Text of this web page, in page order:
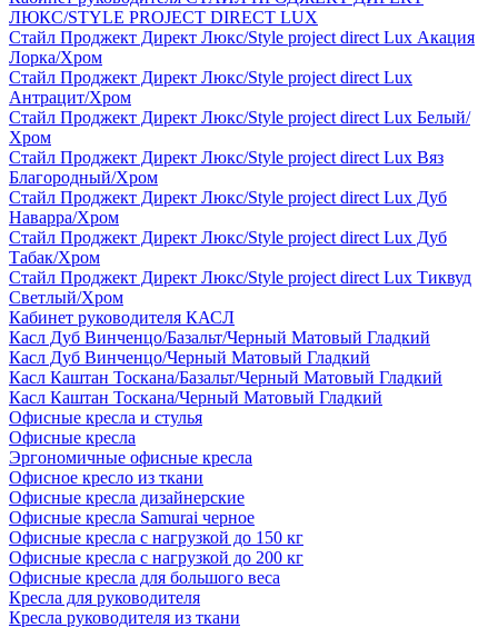
ЛЮКС/STYLE PROJECT DIRECT LUX
Стайл Проджект Директ Люкс/Style project direct Lux Акация
Лорка/Хром
Стайл Проджект Директ Люкс/Style project direct Lux
Антрацит/Хром
Стайл Проджект Директ Люкс/Style project direct Lux Белый/
Хром
Стайл Проджект Директ Люкс/Style project direct Lux Вяз
Благородный/Хром
Стайл Проджект Директ Люкс/Style project direct Lux Дуб
Наварра/Хром
Стайл Проджект Директ Люкс/Style project direct Lux Дуб
Табак/Хром
Стайл Проджект Директ Люкс/Style project direct Lux Тиквуд
Светлый/Хром
Кабинет руководителя КАСЛ
Касл Дуб Винченцо/Базальт/Черный Матовый Гладкий
Касл Дуб Винченцо/Черный Матовый Гладкий
Касл Каштан Тоскана/Базальт/Черный Матовый Гладкий
Касл Каштан Тоскана/Черный Матовый Гладкий
Офисные кресла и стулья
Офисные кресла
Эргономичные офисные кресла
Офисное кресло из ткани
Офисные кресла дизайнерские
Офисные кресла Samurai черное
Офисные кресла с нагрузкой до 150 кг
Офисные кресла с нагрузкой до 200 кг
Офисные кресла для большого веса
Кресла для руководителя
Кресла руководителя из ткани